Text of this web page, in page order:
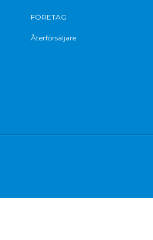
FÖRETAG
Återförsäljare